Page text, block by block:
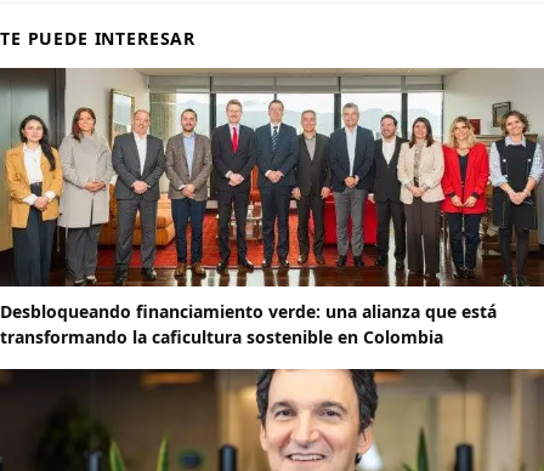
TE PUEDE INTERESAR
Desbloqueando financiamiento verde: una alianza que está
transformando la caficultura sostenible en Colombia